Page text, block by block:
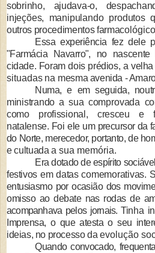
sobrinho, ajudava-o,
injeções, manipu­ lando produtos
outros procedimentos farmaco­
Essa experiência fez dele
"Farmácia Navarro", no
cidade. Foram dois prédios, a
situadas na mesma avenida -
Numa, e em seguida,
ministrando a sua com­provada
como profissional, cresceu e
natalense. Foi ele um precursor da
do Norte, merecedor, portanto, de ho
e cultuada a sua memória.
Era dotado de espírito
festivos em datascomemorativas.
entusiasmo por ocasião dos mo­
omisso ao debate nas rodas de
acompanhava pelos jornais.Tinha
Im­prensa, o que atesta o seu
ideias, no processo da evolução
Quando convocado,